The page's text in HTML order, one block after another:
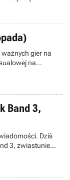
dotyczącymi
te elementy
gier na
na
premier,
Duty: Black Ops.
Band 3,
Dziś
3, zwiastunie
do